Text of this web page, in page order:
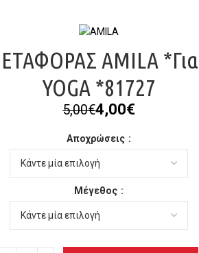
AMILA
YOGA *81727
5,00€Original
was:
5,00€.
4,00€
τιμή
είναι:
4,00€.
Αποχρώσεις
Μέγεθος